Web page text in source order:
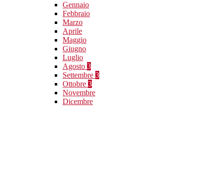
Gennaio
Febbraio
Marzo
Aprile
Maggio
Giugno
Luglio
Agosto 3
Settembre 3
Ottobre 3
Novembre
Dicembre